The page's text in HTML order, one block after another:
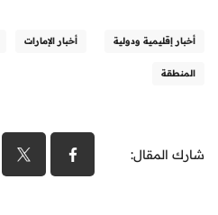
أخبار إقليمية ودولية أخبار الإمارات
المنطقة
شارك المقال: